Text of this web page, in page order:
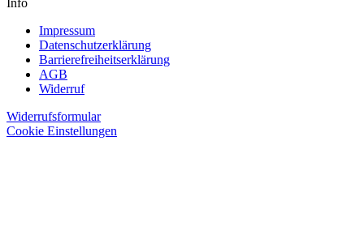
Info
Impressum
Datenschutzerklärung
Barrierefreiheitserklärung
AGB
Widerruf
Widerrufsformular
Cookie Einstellungen